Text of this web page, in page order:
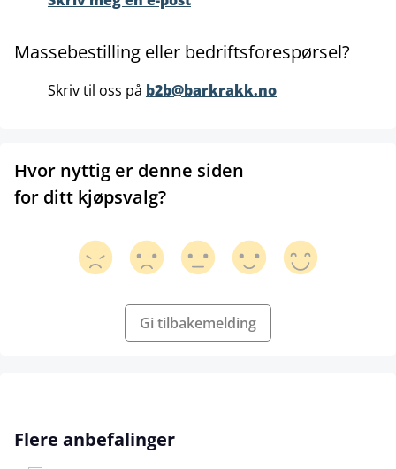
Massebestilling eller bedriftsforespørsel?
Skriv til oss på b2b@barkrakk.no
Hvor nyttig er denne siden
for ditt kjøpsvalg?
Gi tilbakemelding
Hopp over produktgalleri
Flere anbefalinger